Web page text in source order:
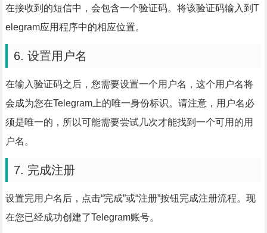
在接收到的短信中，会包含一个验证码。将该验证码输入到T
elegram应用程序中的相应位置。
6. 设置用户名
在输入验证码之后，您需要设置一个用户名，这个用户名将
会成为您在Telegram上的唯一身份标识。请注意，用户名必
须是唯一的，所以可能需要尝试几次才能找到一个可用的用
户名。
7. 完成注册
设置完用户名后，点击“完成”或“注册”按钮完成注册流程。现
在您已经成功创建了Telegram账号。